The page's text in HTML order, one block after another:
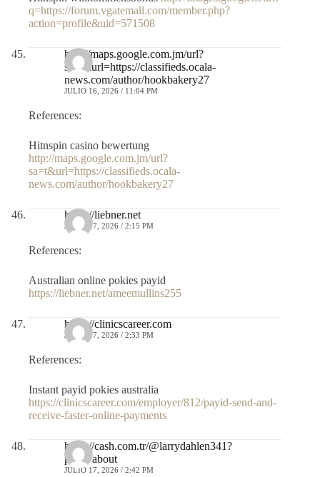
q=https://forum.vgatemall.com/member.php?
action=profile&uid=571508
http://maps.google.com.jm/url?
sa=t&url=https://classifieds.ocala-
news.com/author/hookbakery27
JULIO 16, 2026 / 11:04 PM
References:
Hitnspin casino bewertung
http://maps.google.com.jm/url?
sa=t&url=https://classifieds.ocala-
news.com/author/hookbakery27
https://liebner.net
JULIO 17, 2026 / 2:15 PM
References:
Australian online pokies payid
https://liebner.net/ameemullins255
https://clinicscareer.com
JULIO 17, 2026 / 2:33 PM
References:
Instant payid pokies australia
https://clinicscareer.com/employer/812/payid-send-and-
receive-faster-online-payments
https://cash.com.tr/@larrydahlen341?
page=about
JULIO 17, 2026 / 2:42 PM